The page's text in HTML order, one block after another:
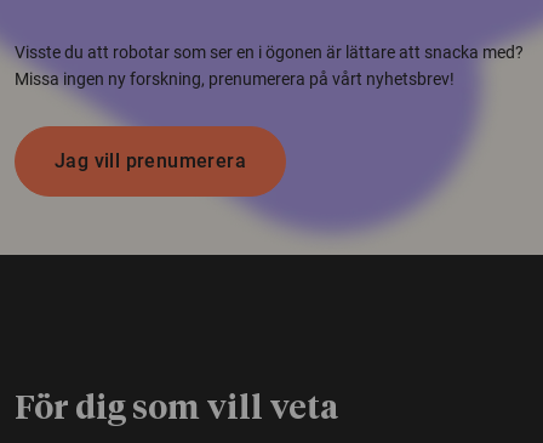
Visste du att robotar som ser en i ögonen är lättare att snacka med?
Missa ingen ny forskning, prenumerera på vårt nyhetsbrev!
Jag vill prenumerera
För dig som vill veta